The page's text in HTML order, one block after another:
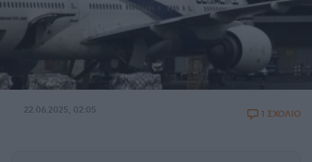
22.06.2025, 02:05 1 ΣΧΟΛΙΟ